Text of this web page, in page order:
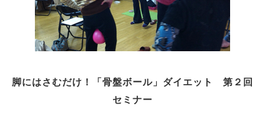
脚にはさむだけ！「骨盤ボール」ダイエット 第２回
セミナー